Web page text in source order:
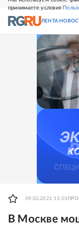
принимаете условия
СВЕЖИЙ НОМЕР
ЛЕНТА
09.02.2021 13:01
В Москве